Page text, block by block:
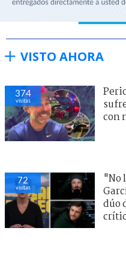
VISTO AHORA
374
visitas
con
72
visitas
"No
dúo